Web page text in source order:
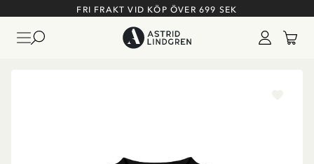
FRI FRAKT VID KÖP ÖVER 699 SEK